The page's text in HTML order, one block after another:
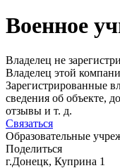
Военное
Владелец не
Владелец этой
Зарегистрированные
сведения об объекте,
отзывы и т. д.
Связаться
Образовательные
Поделиться
г.Донецк, Куприна 1